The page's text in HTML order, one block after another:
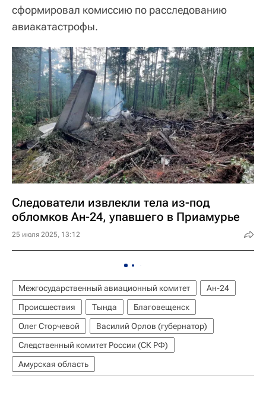
сформировал комиссию по расследованию
авиакатастрофы.
Следователи извлекли тела из-под
обломков Ан-24, упавшего в Приамурье
25 июля 2025, 13:12
Межгосударственный авиационный комитет
Ан-24
Происшествия
Тында
Благовещенск
Олег Сторчевой
Василий Орлов (губернатор)
Следственный комитет России (СК РФ)
Амурская область